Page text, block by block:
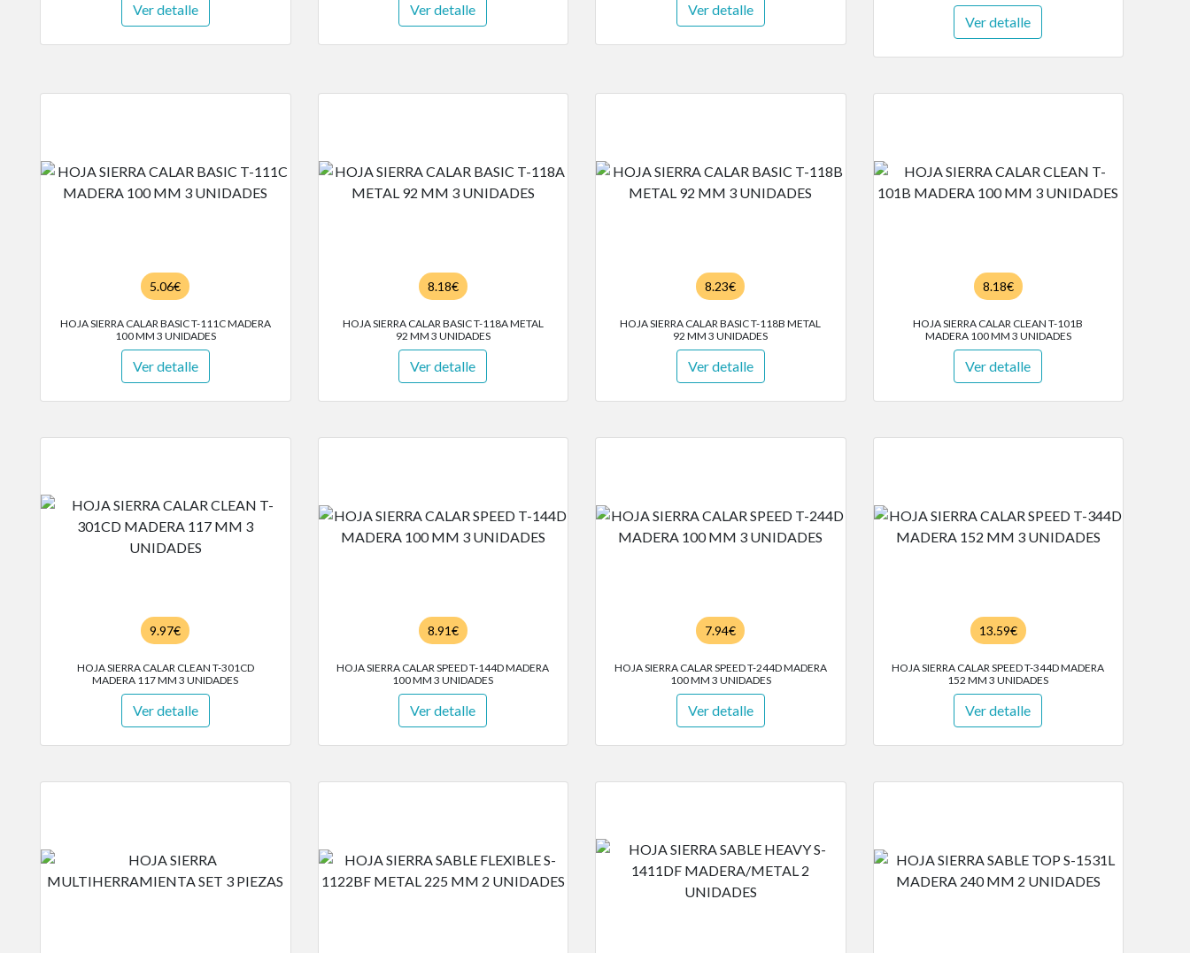
Ver detalle Ver detalle Ver detalle
Ver detalle
5.06€
HOJA SIERRA CALAR BASIC T-111C MADERA
100 MM 3 UNIDADES
Ver detalle
8.18€
HOJA SIERRA CALAR BASIC T-118A METAL
92 MM 3 UNIDADES
Ver detalle
8.23€
HOJA SIERRA CALAR BASIC T-118B METAL
92 MM 3 UNIDADES
Ver detalle
8.18€
HOJA SIERRA CALAR CLEAN T-101B
MADERA 100 MM 3 UNIDADES
Ver detalle
9.97€
HOJA SIERRA CALAR CLEAN T-301CD
MADERA 117 MM 3 UNIDADES
Ver detalle
8.91€
HOJA SIERRA CALAR SPEED T-144D MADERA
100 MM 3 UNIDADES
Ver detalle
7.94€
HOJA SIERRA CALAR SPEED T-244D MADERA
100 MM 3 UNIDADES
Ver detalle
13.59€
HOJA SIERRA CALAR SPEED T-344D MADERA
152 MM 3 UNIDADES
Ver detalle